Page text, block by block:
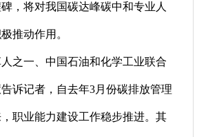
，将对我国碳达峰碳中和专业人
推动作用。
一、中国石油和化学工业联合
诉记者，自去年3月份碳排放管理
职业能力建设工作稳步推进。其